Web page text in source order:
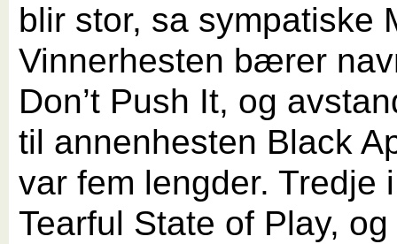
blir stor, sa sympatiske
Vinnerhesten bærer
Don’t Push It, og
til annenhesten Black
var fem lengder. Tredje
Tearful State of Play,